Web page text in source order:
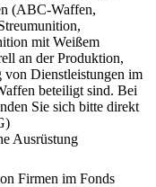
(ABC-Waffen,
mit Weißem
an der Produktion,
von Dienstleistungen im
beteiligt sind. Bei
Sie sich bitte direkt
Ausrüstung
Firmen im Fonds